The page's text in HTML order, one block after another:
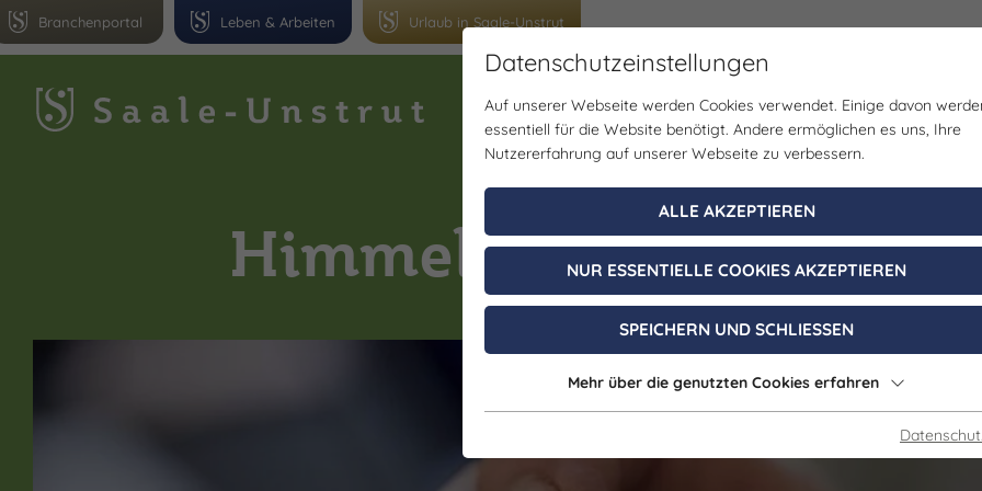
Urlaub in Saale-Unstrut
Leben & Arbeiten
Branchenportal
Gruppenreisen Schülerreisen Tagungen &
Führung, pädagogisches Angebot
Himmelsscheibe aus
Datenschutzeinstellungen
Auf unserer Webseite werden Cookies verwendet. Einige davon
essentiell für die Website benötigt. Andere ermöglichen es uns, Ihre
Nutzererfahrung auf unserer Webseite zu verbessern.
ALLE AKZEPTIEREN
NUR ESSENTIELLE COOKIES AKZEPTIEREN
SPEICHERN UND SCHLIESSEN
Mehr über die genutzten Cookies erfahren